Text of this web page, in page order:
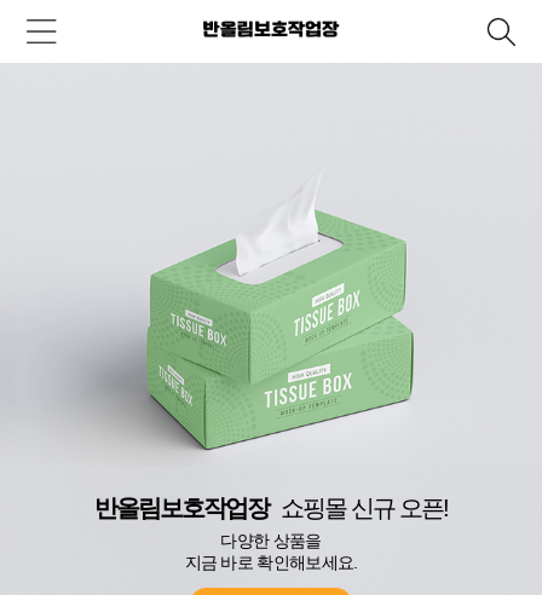
반올림보호작업장 쇼핑몰 신규 오픈!
다양한 상품을
지금 바로 확인해보세요.
반올림보호작업장
반올림보호작업장